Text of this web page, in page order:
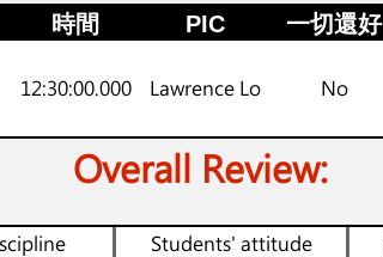
時間 PIC 一切還好
12:30:00.000 Lawrence Lo No
Overall Review:
Students' attitude